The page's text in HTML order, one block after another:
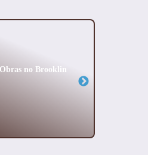
no Brooklin